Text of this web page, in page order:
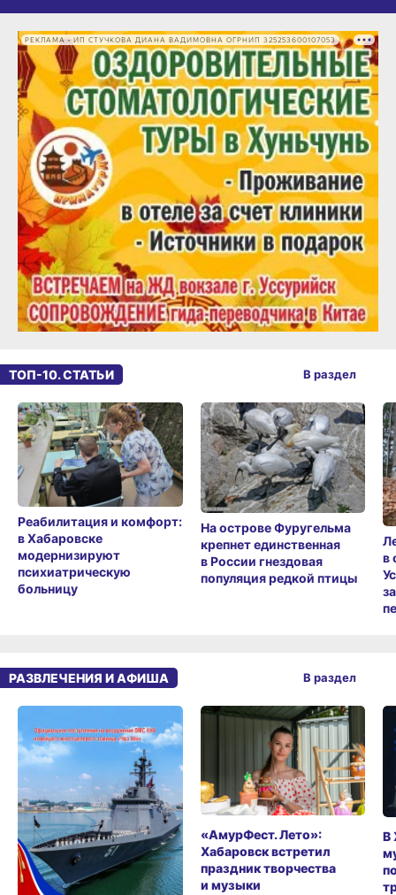
РЕКЛАМА • ИП СТУЧКОВА ДИАНА ВАДИМОВНА ОГРНИП 325253600107053
ТОП-10. СТАТЬИ
Реабилитация и комфорт:
в Хабаровске
модернизируют
психиатрическую
больницу
На острове Фуругельма
крепнет единственная
в России гнездовая
популяция редкой птицы
в
В раздел
РАЗВЛЕЧЕНИЯ И АФИША
«АмурФест. Лето»:
Хабаровск встретил
праздник творчества
и музыки
В
В раздел